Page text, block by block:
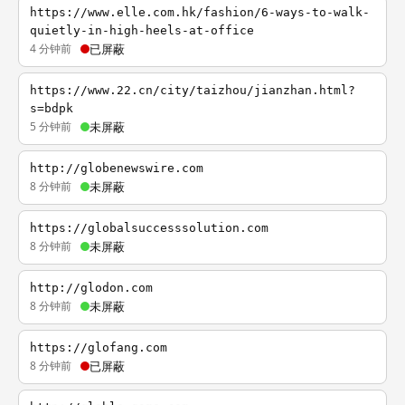
https://www.elle.com.hk/fashion/6-ways-to-walk-
quietly-in-high-heels-at-office
4 分钟前 已屏蔽
https://www.22.cn/city/taizhou/jianzhan.html?
s=bdpk
5 分钟前 未屏蔽
http://globenewswire.com
8 分钟前 未屏蔽
https://globalsuccesssolution.com
8 分钟前 未屏蔽
http://glodon.com
8 分钟前 未屏蔽
https://glofang.com
8 分钟前 已屏蔽